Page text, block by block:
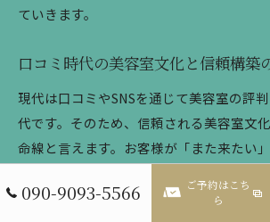
ていきます。
口コミ時代の美容室文化と信頼構築
現代は口コミやSNSを通じて美容室の評判
代です。そのため、信頼される美容室文
命線と言えます。お客様が「また来たい
内、丁寧なカウンセリングなど、サロン
090-9093-5566
ご予約はこち
ら